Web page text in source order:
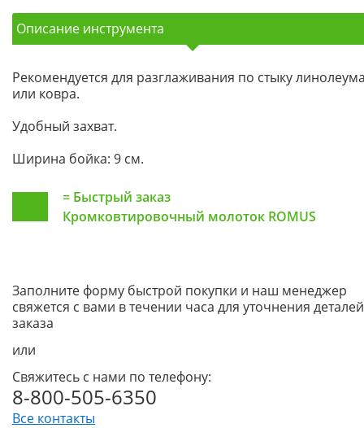
Описание инструмента
Рекомендуется для разглаживания по стыку
или ковра.
Удобный захват.
Ширина бойка: 9 см.
= Быстрый заказ
Кромковтировочный молоток ROMUS
Заполните форму быстрой покупки и наш менеджер
свяжется с вами в течении часа для уточнения деталей
заказа
или
Свяжитесь с нами по телефону:
8-800-505-6350
Все контакты